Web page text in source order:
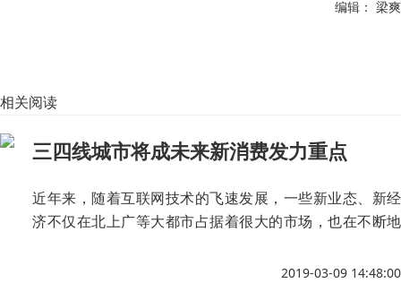
编辑： 梁爽
相关阅读
三四线城市将成未来新消费发力重点
近年来，随着互联网技术的飞速发展，一些新业态、新经
济不仅在北上广等大都市占据着很大的市场，也在不断地
2019-03-09 14:48:00